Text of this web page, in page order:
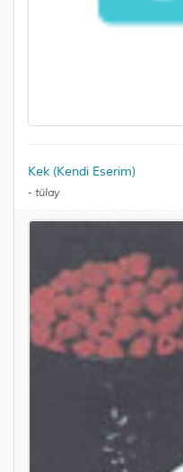
Kek (Kendi Eserim)
- tülay